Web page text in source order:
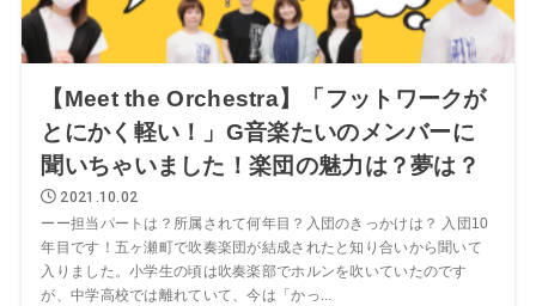
【Meet the Orchestra】「フットワークが
とにかく軽い！」G音楽たいのメンバーに
聞いちゃいました！楽団の魅力は？夢は？
2021.10.02
ーー担当パートは？所属されて何年目？入団のきっかけは？ 入団10
年目です！五ヶ瀬町で吹奏楽団が結成されたと知り合いから聞いて
入りました。小学生の頃は吹奏楽部でホルンを吹いていたのです
が、中学高校では離れていて、今は「かっ...